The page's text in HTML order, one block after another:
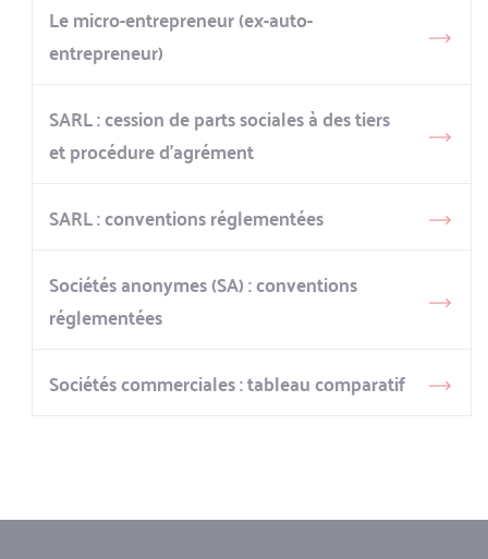
Le micro-entrepreneur (ex-auto-
entrepreneur)
SARL : cession de parts sociales à des tiers
et procédure d’agrément
SARL : conventions réglementées
Sociétés anonymes (SA) : conventions
réglementées
Sociétés commerciales : tableau comparatif